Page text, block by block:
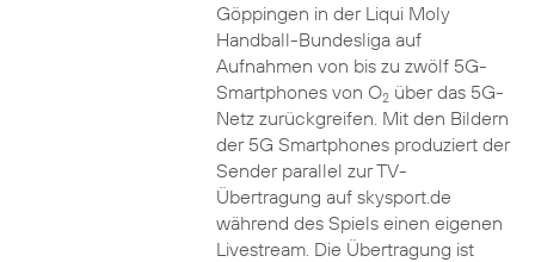
Göppingen in der Liqui Moly
Handball-Bundesliga auf
Aufnahmen von bis zu zwölf 5G-
Smartphones von O2über das 5G-
Netz zurückgreifen. Mit den Bildern
der 5G Smartphones produziert der
Sender parallel zur TV-
Übertragung auf skysport.de
während des Spiels einen eigenen
Livestream. Die Übertragung ist